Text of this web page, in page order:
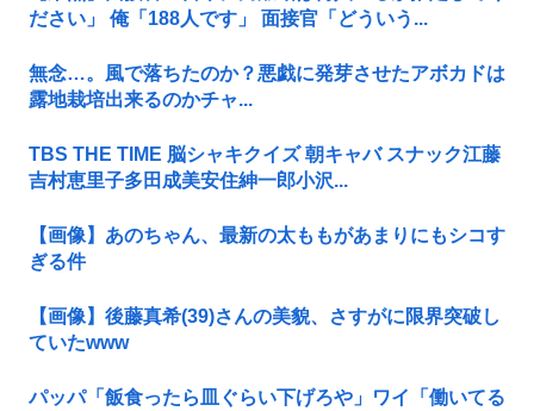
ださい」 俺「188人です」 面接官「どういう...
無念…。風で落ちたのか？悪戯に発芽させたアボカドは
露地栽培出来るのかチャ...
TBS THE TIME 脳シャキクイズ 朝キャバ スナック江藤
吉村恵里子多田成美安住紳一郎小沢...
【画像】あのちゃん、最新の太ももがあまりにもシコす
ぎる件
【画像】後藤真希(39)さんの美貌、さすがに限界突破し
ていたwww
パッパ「飯食ったら皿ぐらい下げろや」ワイ「働いてる